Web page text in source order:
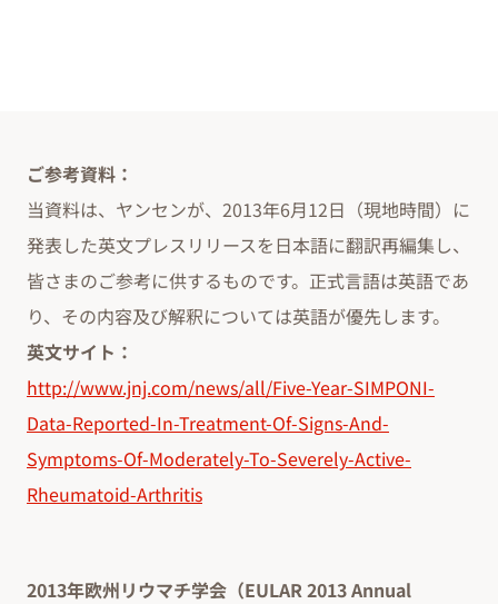
ご参考資料：
当資料は、ヤンセンが、2013年6月12日（現地時間）に
発表した英文プレスリリースを日本語に翻訳再編集し、
皆さまのご参考に供するものです。正式言語は英語であ
り、その内容及び解釈については英語が優先します。
英文サイト：
http://www.jnj.com/news/all/Five-Year-SIMPONI-
Data-Reported-In-Treatment-Of-Signs-And-
Symptoms-Of-Moderately-To-Severely-Active-
Rheumatoid-Arthritis
2013年欧州リウマチ学会（EULAR 2013 Annual